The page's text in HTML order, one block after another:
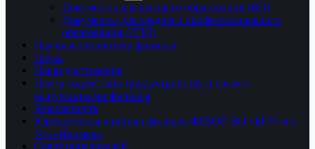
Документы для высшего образования (ВО)
Документы для среднего профессионального
образования (СПО)
Научная библиотека филиала
Наука
Наши достижения
Центр содействия трудоустройству и связи с
выпускниками филиала
Безопасность
Юридическая клиника филиала ФГБОУ ВО «БГУ» в г.
Усть-Илимске
Совет попечителей